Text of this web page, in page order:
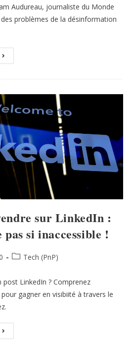
Audureau, journaliste du Monde
problèmes de la désinformation
sur LinkedIn :
si inaccessible !
Tech (PnP)
LinkedIn ? Comprenez
gagner en visibiité à travers le